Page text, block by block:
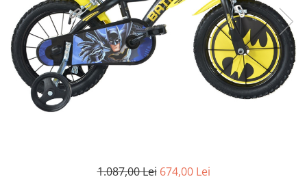
Lenjerii patut 140 x 70 cm
Lenjerie patuturi tineret
Baldachin patut
Paturici copii
Perne copii si mamici
Protectii saltea
Biciclete fara pedale
Masinute fara pedale
Karturi si masinute cu pedale
Role copii si adulti
Masinute si motociclete electrice
Alte Sporturi
Mingi fitness si medicinale
Scara antrenament
Termometre copii si bebe
1.087,00 Lei 674,00 Lei